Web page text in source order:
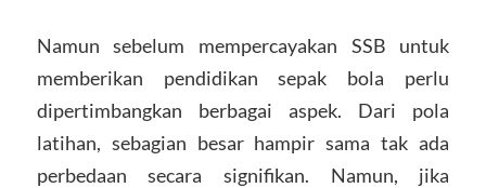
Namun sebelum mempercayakan SSB untuk
memberikan pendidikan sepak bola perlu
dipertimbangkan berbagai aspek. Dari pola
latihan, sebagian besar hampir sama tak ada
perbedaan secara signifikan. Namun, jika